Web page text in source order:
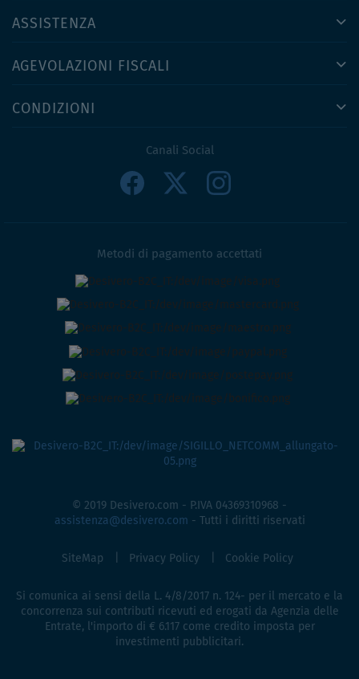
ASSISTENZA
AGEVOLAZIONI FISCALI
CONDIZIONI
Canali Social
Metodi di pagamento accettati
© 2019 Desivero.com - P.IVA 04369310968 -
assistenza@desivero.com - Tutti i diritti riservati
SiteMap Privacy Policy Cookie Policy
Si comunica ai sensi della L. 4/8/2017 n. 124- per il mercato e la
concorrenza sui contributi ricevuti ed erogati da Agenzia delle
Entrate, l'importo di € 6.117 come credito imposta per
investimenti pubblicitari.